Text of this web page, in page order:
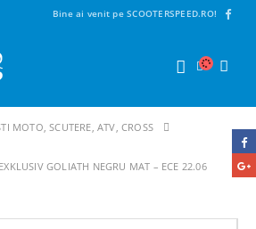
Bine ai venit pe SCOOTERSPEED.RO!
MOTO, SCUTERE, ATV, CROSS
GOLIATH NEGRU MAT – ECE 22.06